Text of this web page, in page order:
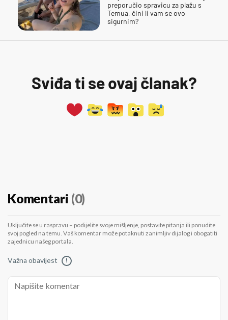
preporučio spravicu za plažu s
Temua, čini li vam se ovo
sigurnim?
Sviđa ti se ovaj članak?
Komentari (0)
Uključite se u raspravu – podijelite svoje mišljenje, postavite pitanja ili ponudite
svoj pogled na temu. Vaš komentar može potaknuti zanimljiv dijalog i obogatiti
zajednicu našeg portala.
Važna obavijest !